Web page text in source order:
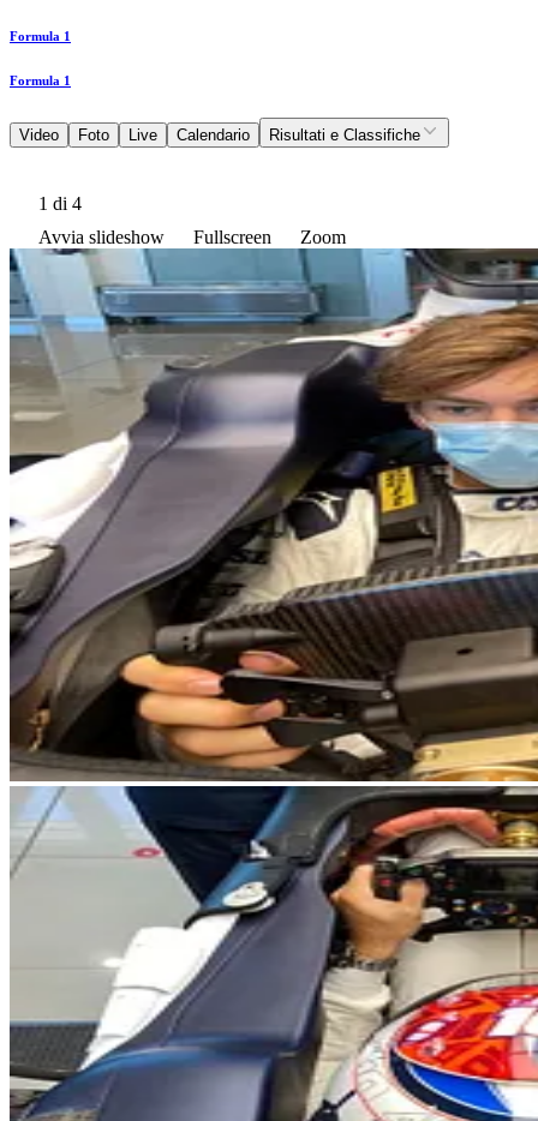
Formula 1
Formula 1
Video Foto Live Calendario Risultati e Classifiche
1 di 4
Avvia slideshow
Fullscreen Zoom